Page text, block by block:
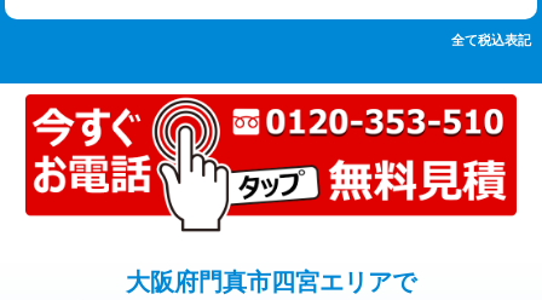
マス交換（土の掘削・埋め戻し作業） 11,000円~
マス交換（深さ50㎝以上） 66,000円
コンクリート斫り（厚さ10㎝まで） 27,500円
コンクリート斫り（厚さ10㎝超え） 38,500円
モルタル補修（厚さ10㎝まで） 27,500円
トーラー機使用/3mまで 33,000円
追加トーラー機使用/3m超え +3,300円
カメラ調査 33,000円
止水・漏水調査・防水処理・清掃・修
11,000円
全て税込表記
大阪府門真市四宮エリアで